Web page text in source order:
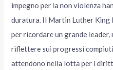
impegno per la non violenza
duratura. Il Martin Luther King
per ricordare un grande leader,
riflettere sui progressi
attendono nella lotta per i